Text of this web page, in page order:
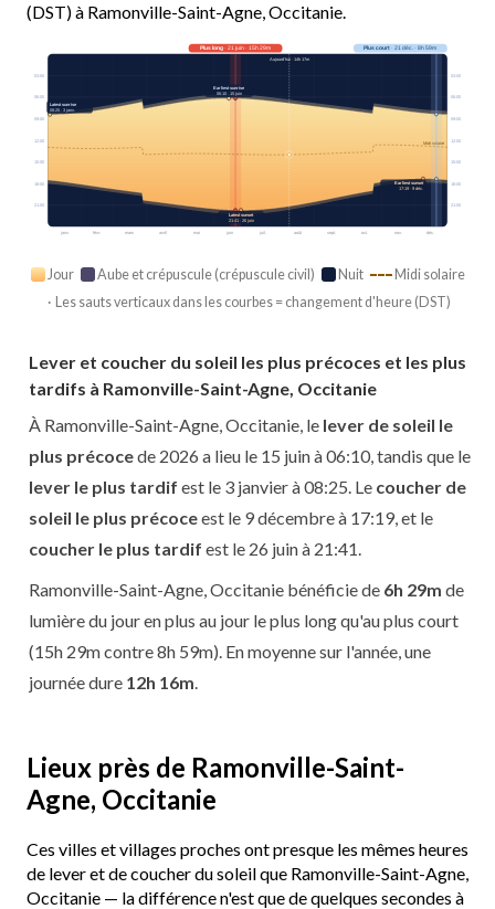
(DST) à Ramonville-Saint-Agne, Occitanie.
janv. févr. mars avril mai juin juil. août sept. oct. nov. déc.
Midi solaire
03:00 03:00
06:00 06:00
09:00 09:00
12:00 12:00
15:00 15:00
18:00 18:00
21:00 21:00
Plus long· 21 juin · 15h 29m Plus court· 21 déc. · 8h 59m
Aujourd’hui · 14h 17m
Earliest sunrise
06:10 · 15 juin
Latest sunrise
08:25 · 3 janv.
Earliest sunset
17:19 · 9 déc.
Latest sunset
21:41 · 26 juin
Jour Aube et crépuscule (crépuscule civil) Nuit
Midi solaire
· Les sauts verticaux dans les courbes = changement d'heure (DST)
Lever et coucher du soleil les plus précoces et les plus
tardifs à Ramonville-Saint-Agne, Occitanie
À Ramonville-Saint-Agne, Occitanie, le lever de soleil le
plus précocede 2026 a lieu le 15 juin à 06:10, tandis que le
lever le plus tardif est le 3 janvier à 08:25. Le coucher de
soleil le plus précoceest le 9 décembre à 17:19, et le
coucher le plus tardif est le 26 juin à 21:41.
Ramonville-Saint-Agne, Occitanie bénéficie de 6h 29m de
lumière du jour en plus au jour le plus long qu'au plus court
(15h 29m contre 8h 59m). En moyenne sur l'année, une
journée dure 12h 16m
Lieux près de Ramonville-Saint-
Agne, Occitanie
Ces villes et villages proches ont presque les mêmes heures
de lever et de coucher du soleil que Ramonville-Saint-Agne,
Occitanie — la différence n'est que de quelques secondes à